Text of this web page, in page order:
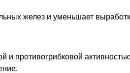
желез и уменьшает
и противогрибковой